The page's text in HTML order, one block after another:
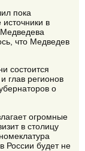
пока
в
Медведева
что Медведев
состоится
глав регионов
о
огромные
в столицу
России будет не